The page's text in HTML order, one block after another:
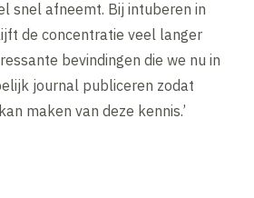
snel afneemt. Bij intuberen in
de concentratie veel langer
bevindingen die we nu in
journal publiceren zodat
maken van deze kennis.’